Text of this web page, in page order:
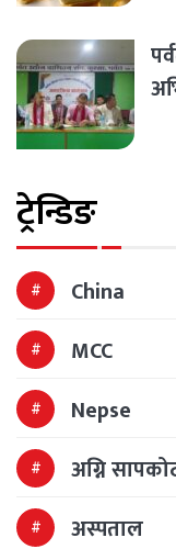
ट्रेन्डिङ
China
MCC
Nepse
अग्नि
अस्पताल